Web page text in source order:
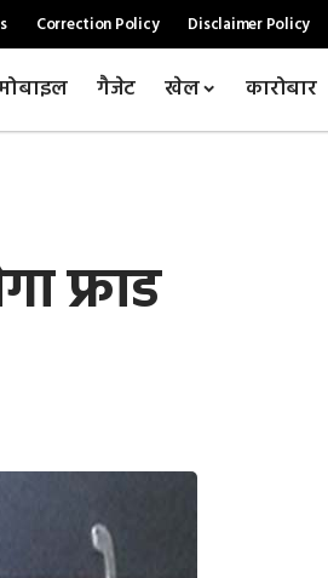
Correction Policy Disclaimer Policy
गैजेट खेल कारोबार
फ्राड